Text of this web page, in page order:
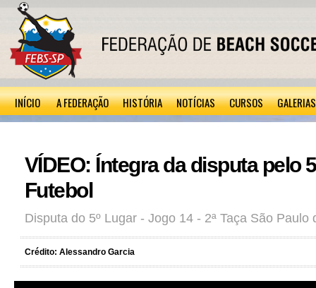
INÍCIO A FEDERAÇÃO HISTÓRIA NOTÍCIAS CURSOS GALERIAS
VÍDEO: Íntegra da disputa pelo
Futebol
Disputa do 5º Lugar - Jogo 14 - 2ª Taça São Paulo
Crédito: Alessandro Garcia